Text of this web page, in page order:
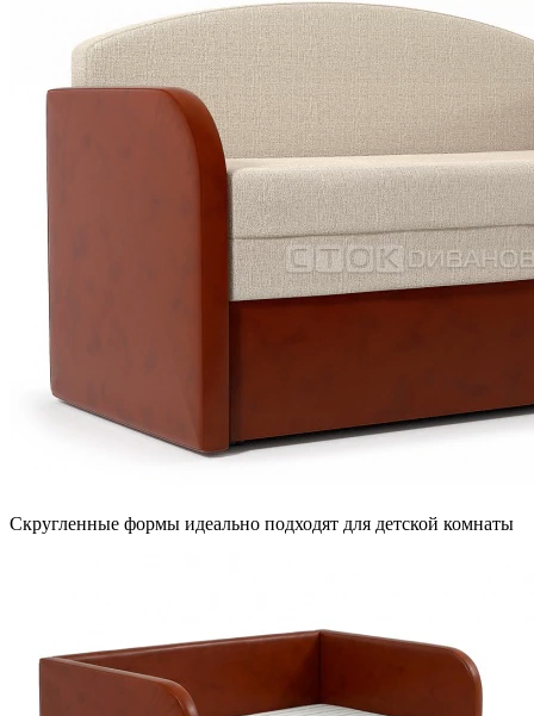
Скругленные формы идеально подходят для детской комнаты